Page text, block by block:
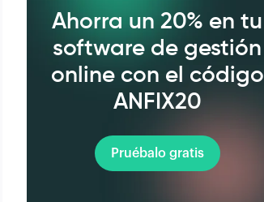
Ahorra un 20% en tu
software de gestión
online con el código
ANFIX20
Pruébalo gratis